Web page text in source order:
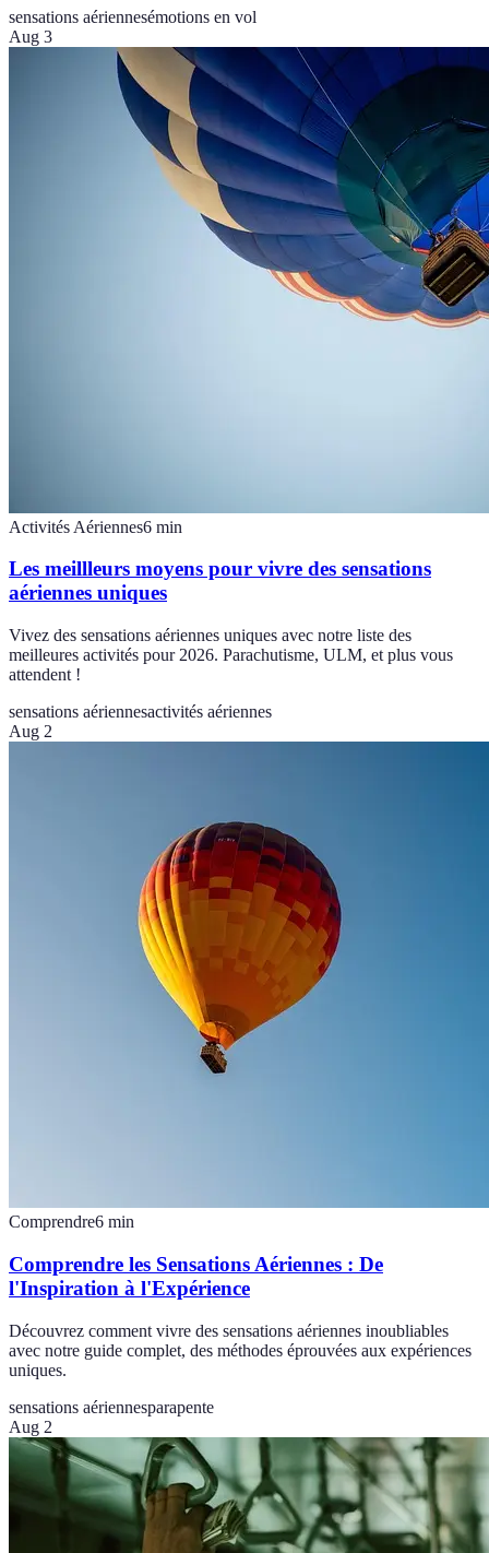
sensations aériennesémotions en vol
Aug 3
Activités Aériennes6 min
Les meillleurs moyens pour vivre des sensations
aériennes uniques
Vivez des sensations aériennes uniques avec notre liste des
meilleures activités pour 2026. Parachutisme, ULM, et plus vous
attendent !
sensations aériennesactivités aériennes
Aug 2
Comprendre6 min
Comprendre les Sensations Aériennes : De
l'Inspiration à l'Expérience
Découvrez comment vivre des sensations aériennes inoubliables
avec notre guide complet, des méthodes éprouvées aux expériences
uniques.
sensations aériennesparapente
Aug 2